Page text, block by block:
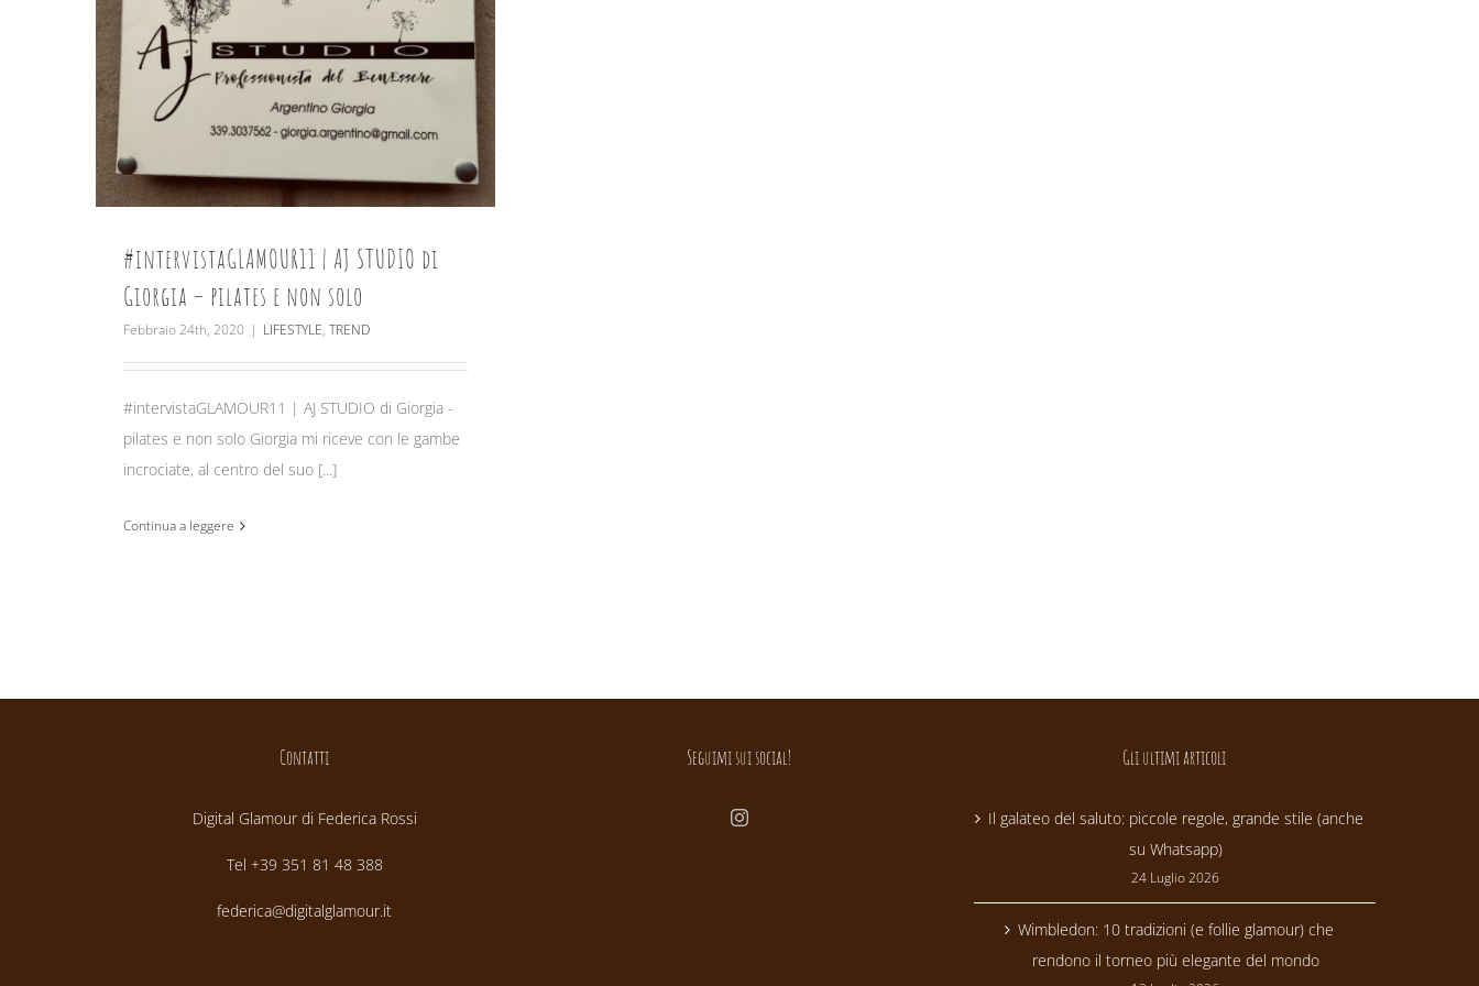
pilates e non solo
#intervistaGLAMOUR11 | AJ STUDIO di
Giorgia – pilates e non solo
Febbraio 24th, 2020 | LIFESTYLE, TREND
#intervistaGLAMOUR11 | AJ STUDIO di Giorgia -
pilates e non solo Giorgia mi riceve con le gambe
incrociate, al centro del suo [...]
Continua a leggere
Contatti
Digital Glamour di Federica Rossi
Tel +39 351 81 48 388
federica@digitalglamour.it
Seguimi sui social! Gli ultimi articoli
Il galateo del saluto: piccole regole, grande stile (anche
su Whatsapp)
24 Luglio 2026
Wimbledon: 10 tradizioni (e follie glamour) che
rendono il torneo più elegante del mondo